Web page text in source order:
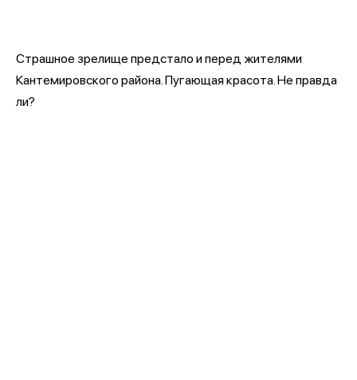
Страшное зрелище предстало и перед жителями
Кантемировского района. Пугающая красота. Не правда
ли?